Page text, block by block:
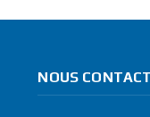
NOUS